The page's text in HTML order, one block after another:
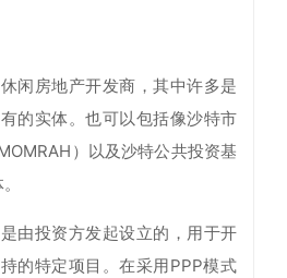
闲房地产开发商，其中许多是
的实体。也可以包括像沙特市
）以及沙特公共投资基
由投资方发起设立的，用于开
的特定项目。在采用PPP模式